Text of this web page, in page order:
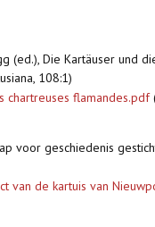
(ed.), Die Kartäuser und
108:1)
chartreuses flamandes.pdf
voor geschiedenis
van de kartuis van